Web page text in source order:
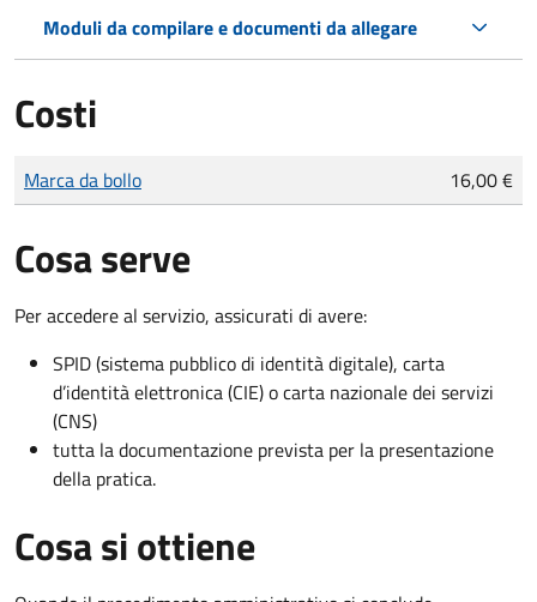
Moduli da compilare e documenti da allegare
Costi
Tipo di pagamento
Importo
Marca da bollo 16,00 €
Cosa serve
Per accedere al servizio, assicurati di avere:
SPID (sistema pubblico di identità digitale), carta
d’identità elettronica (CIE) o carta nazionale dei servizi
(CNS)
tutta la documentazione prevista per la presentazione
della pratica.
Cosa si ottiene